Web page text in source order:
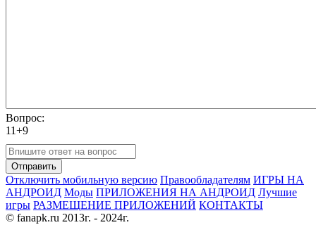
Вопрос:
11+9
Отправить
Отключить мобильную версию Правообладателям ИГРЫ НА
АНДРОИД Моды ПРИЛОЖЕНИЯ НА АНДРОИД Лучшие
игры РАЗМЕЩЕНИЕ ПРИЛОЖЕНИЙ КОНТАКТЫ
© fanapk.ru 2013г. - 2024г.